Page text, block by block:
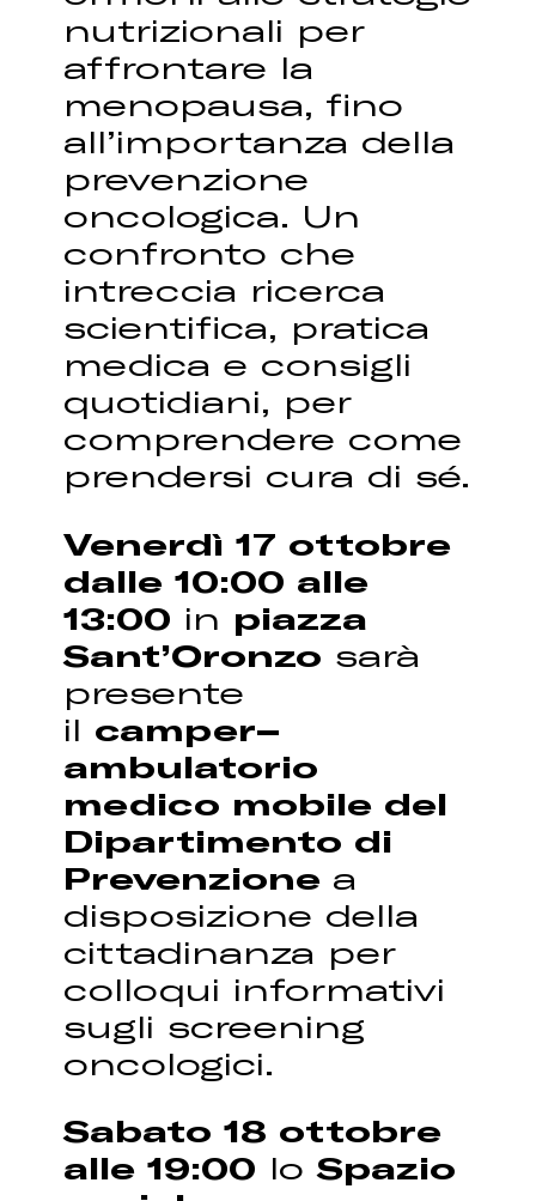
nutrizionali per
affrontare la
menopausa, fino
all’importanza della
prevenzione
oncologica. Un
confronto che
intreccia ricerca
scientifica, pratica
medica e consigli
quotidiani, per
comprendere come
prendersi cura di sé.
Venerdì 17 ottobre
dalle 10:00 alle
13:00 in piazza
Sant’Oronzo sarà
presente
il camper–
ambulatorio
medico mobile del
Dipartimento di
Prevenzione a
disposizione della
cittadinanza per
colloqui informativi
sugli screening
oncologici.
Sabato 18 ottobre
alle 19:00 loSpazio